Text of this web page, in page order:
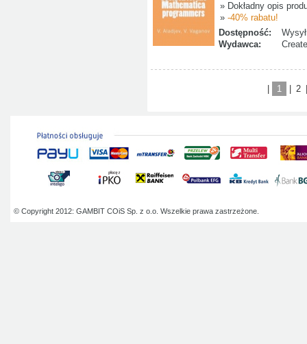
» Dokładny opis
» -40% rabatu!
Dostępność:
Wydawca:
1 2
© Copyright 2012: GAMBIT COiS Sp. z o.o. Wszelkie prawa zastrzeżone.